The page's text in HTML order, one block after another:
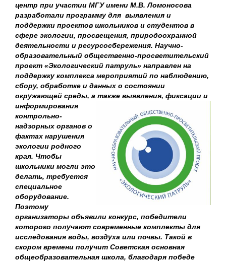
центр при участии МГУ имени М.В. Ломоносова
разработали программу для выявления и
поддержки проектов школьников и студентов в
сфере экологии, просвещения, природоохранной
деятельности и ресурсосбережения. Научно-
образовательный общественно-просветительский
проект «Экологический патруль» направлен на
поддержку комплекса мероприятий по наблюдению,
сбору, обработке и данных о состоянии
окружающей среды, а также выявления, фиксации и
информирования
контрольно-
надзорных органов о
фактах нарушения
экологии родного
края. Чтобы
школьники могли это
делать, требуется
специальное
оборудование.
Поэтому
организаторы объявили конкурс, победители
которого получают современные комплекты для
исследования воды, воздуха или почвы. Такой в
скором времени получит Советская основная
общеобразовательная школа, благодаря победе